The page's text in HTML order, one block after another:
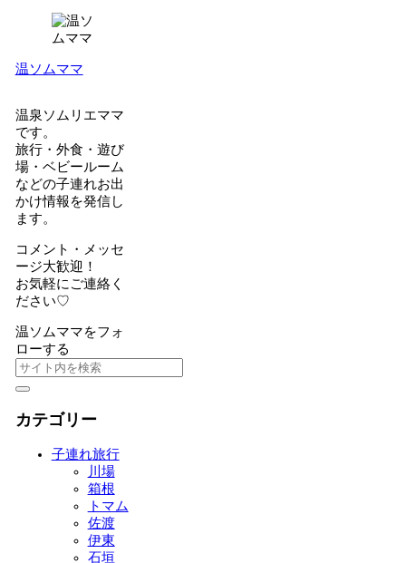
温ソムママ
温泉ソムリエママ
です。
旅行・外食・遊び
場・ベビールーム
などの子連れお出
かけ情報を発信し
ます。
コメント・メッセ
ージ大歓迎！
お気軽にご連絡く
ださい♡
温ソムママをフォ
ローする
カテゴリー
子連れ旅行
川場
箱根
トマム
佐渡
伊東
石垣